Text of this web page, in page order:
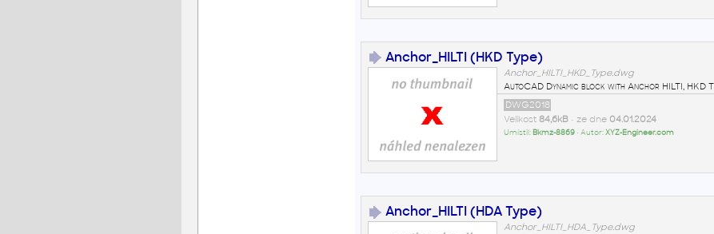
Anchor_HILTI (HKD Type)
Anchor_HILTI_HKD_Type.dwg
AutoCAD Dynamic block with Anchor HILTI, HKD
DWG2018
Velikost 84,6kB• ze dne 04.01.2024
Umístil: Bkmz-8869• Autor:XYZ-Engineer.com
Anchor_HILTI (HDA Type)
Anchor_HILTI_HDA_Type.dwg